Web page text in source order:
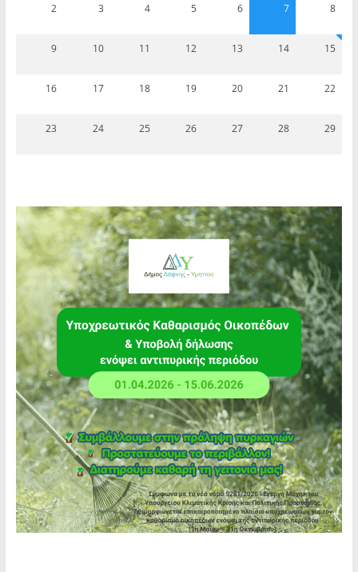
2 3 4 5 6 7 8
9 10 11 12 13 14 15
16 17 18 19 20 21 22
23 24 25 26 27 28 29